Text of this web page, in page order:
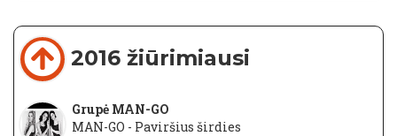
2016 žiūrimiausi
Grupė MAN-GO
MAN-GO - Paviršius širdies